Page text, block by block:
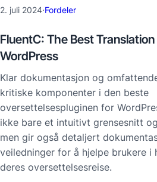
2. juli 2024·Fordeler
FluentC: The Best
WordPress
Klar dokumentasjon og
kritiske komponenter i den beste
oversettelsespluginen for
ikke bare et intuitivt grensesnitt
men gir også detaljert
veiledninger for å hjelpe brukere i
deres oversettelsesreise.